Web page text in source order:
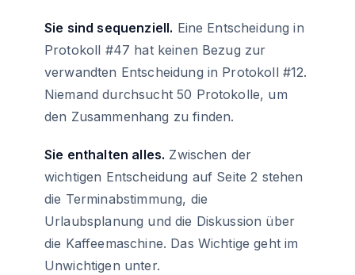
Sie sind sequenziell. Eine Entscheidung in
Protokoll #47 hat keinen Bezug zur
verwandten Entscheidung in Protokoll #12.
Niemand durchsucht 50 Protokolle, um
den Zusammenhang zu finden.
Sie enthalten alles. Zwischen der
wichtigen Entscheidung auf Seite 2 stehen
die Terminabstimmung, die
Urlaubsplanung und die Diskussion über
die Kaffeemaschine. Das Wichtige geht im
Unwichtigen unter.